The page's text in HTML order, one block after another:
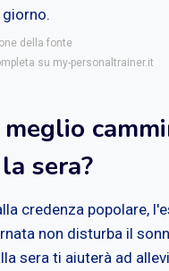
della fonte
su my-personaltrainer.it
sera?
credenza popolare,
non disturba il
sera ti aiuterà ad